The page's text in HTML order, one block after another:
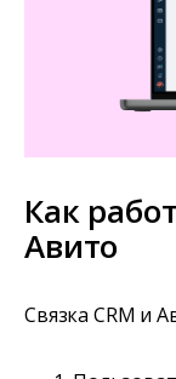
Как
Авито
Связка CRM и